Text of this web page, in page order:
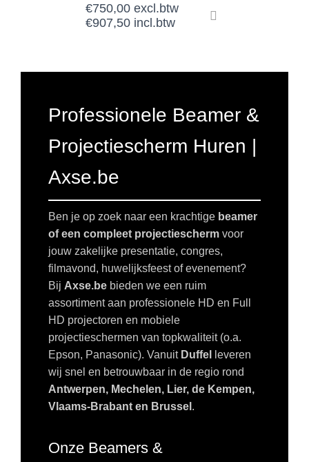
€750,00 excl.btw
€907,50 incl.btw
Professionele Beamer &
Projectiescherm Huren |
Axse.be
Ben je op zoek naar een krachtige beamer
of een compleet projectiescherm voor
jouw zakelijke presentatie, congres,
filmavond, huwelijksfeest of evenement?
Bij Axse.be bieden we een ruim
assortiment aan professionele HD en Full
HD projectoren en mobiele
projectieschermen van topkwaliteit (o.a.
Epson, Panasonic). Vanuit Duffel
leveren
wij snel en betrouwbaar in de regio rond
Antwerpen, Mechelen, Lier, de Kempen,
Vlaams-Brabant en Brussel .
Onze Beamers &